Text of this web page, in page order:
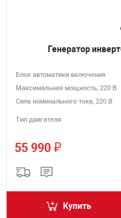
Генератор
Блок автоматики включения
Максимальная мощность, 220 В
Сила номинального тока, 220 В
Тип двигателя
55 990 ₽
Купить